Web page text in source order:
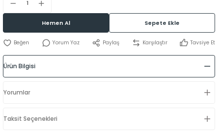
Hemen Al Sepete Ekle
Yorum Yaz Paylaş Karşılaştır Tavsiye Et
Ürün Bilgisi
Yorumlar
Taksit Seçenekleri